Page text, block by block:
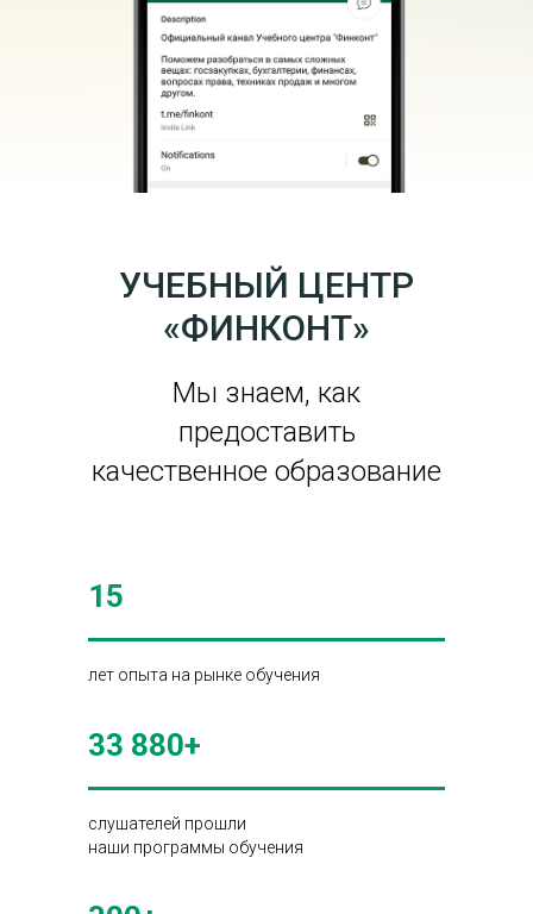
УЧЕБНЫЙ ЦЕНТР
«ФИНКОНТ»
Мы знаем, как
предоставить
качественное образование
15
лет опыта на рынке обучения
33 880+
слушателей прошли
наши программы обучения